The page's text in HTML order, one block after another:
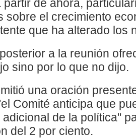
partir de ahora,
sobre el crecimiento
que ha alterado los
a la reunión
sino por lo que no dijo.
una oración
Comité anticipa que
de la política"
del 2 por ciento.